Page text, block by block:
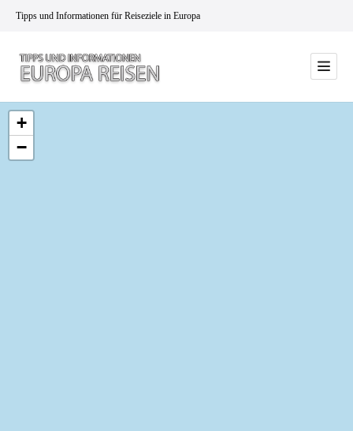
Tipps und Informationen für Reiseziele in Europa
+
−